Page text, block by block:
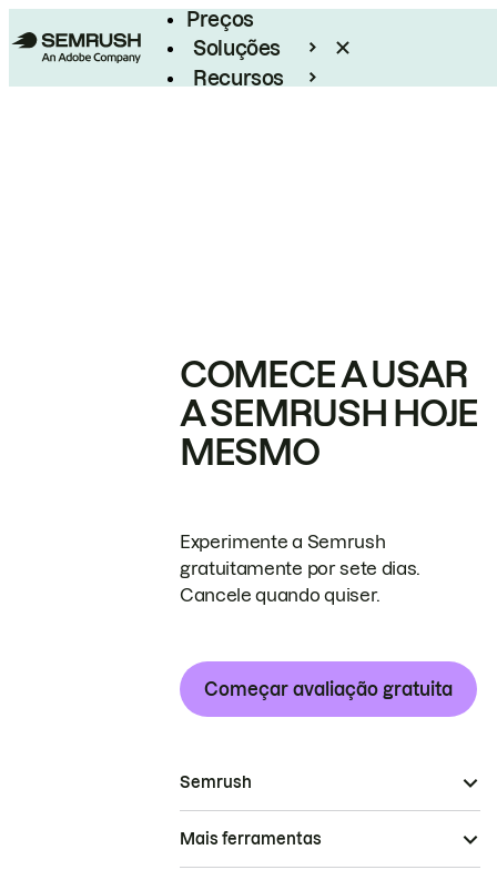
Preços
Soluções
Recursos
COMECE A USAR
A SEMRUSH HOJE
MESMO
Experimente a Semrush
gratuitamente por sete dias.
Cancele quando quiser.
Começar avaliação gratuita
Semrush
Mais ferramentas